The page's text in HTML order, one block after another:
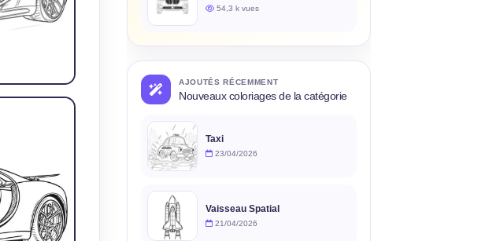
54,3 k vues
AJOUTÉS RÉCEMMENT
Nouveaux coloriages de la catégorie
Taxi
23/04/2026
Vaisseau Spatial
21/04/2026